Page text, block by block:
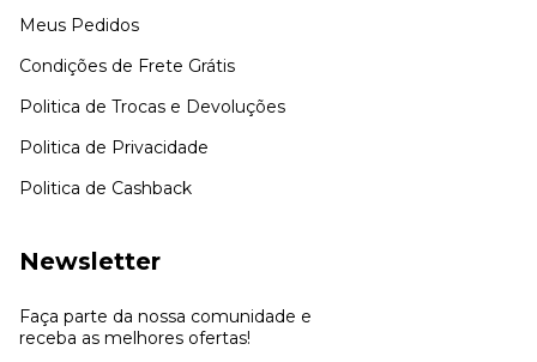
Meus Pedidos
Condições de Frete Grátis
Politica de Trocas e Devoluções
Politica de Privacidade
Politica de Cashback
Newsletter
Faça parte da nossa comunidade e
receba as melhores ofertas!